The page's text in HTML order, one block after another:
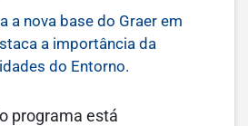
a nova base do Graer em
a importância da
do Entorno.
programa está